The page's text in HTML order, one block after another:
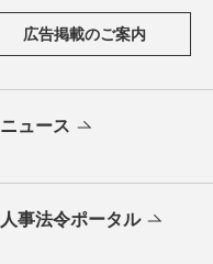
広告掲載のご案内
ニュース
人事法令ポータル